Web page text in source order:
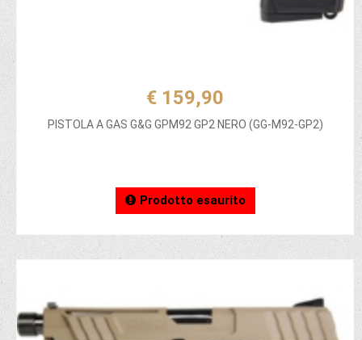
€ 159,90
PISTOLA A GAS G&G GPM92 GP2 NERO (GG-M92-GP2)
Prodotto esaurito